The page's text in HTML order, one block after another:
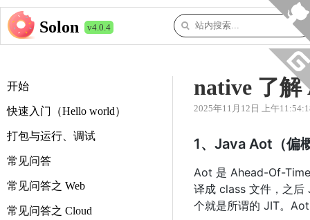
Solon v4.0.4
开始
快速入门（Hello world）
打包与运行、调试
常见问答
常见问答之 Web
常见问答之 Cloud
native 了解
2025年11月12日 上午
1、Java Aot（偏
Aot 是 Ahead-Of-
译成 class 文件，之后
个就是所谓的 JIT。